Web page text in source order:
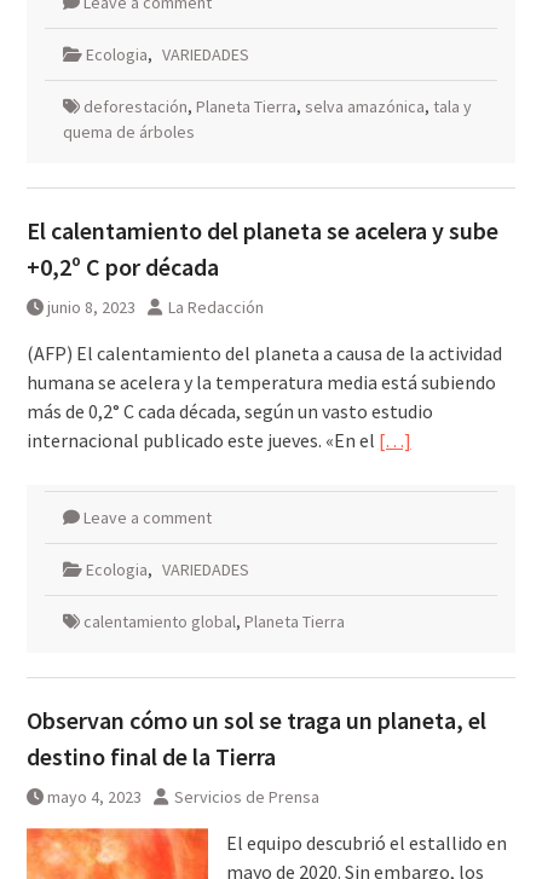
Ecologia, VARIEDADES
deforestación, Planeta Tierra, selva amazónica, tala y
quema de árboles
El calentamiento del planeta se acelera y sube
+0,2º C por década
junio 8, 2023 La Redacción
(AFP) El calentamiento del planeta a causa de la actividad
humana se acelera y la temperatura media está subiendo
más de 0,2° C cada década, según un vasto estudio
internacional publicado este jueves. «En el […]
Leave a comment
Ecologia, VARIEDADES
calentamiento global, Planeta Tierra
Observan cómo un sol se traga un planeta, el
destino final de la Tierra
mayo 4, 2023 Servicios de Prensa
El equipo descubrió el estallido en
mayo de 2020. Sin embargo, los